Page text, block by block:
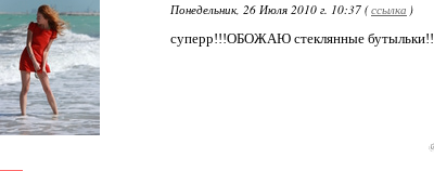
Понедельник, 26 Июля 2010 г. 10:37 (ссылка )
суперр!!!ОБОЖАЮ стеклянные бутыльки!!